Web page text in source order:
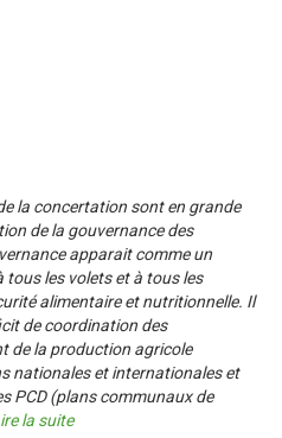
la concertation sont en grande
de la gouvernance des
apparait comme un
les volets et à tous les
alimentaire et nutritionnelle. Il
de coordination des
de la production agricole
nationales et internationales et
PCD (plans communaux de
la suite